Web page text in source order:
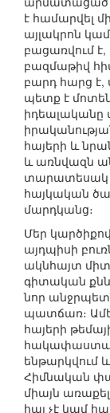
է համարվել
այլակրոն
բացառվում
բազմաթիվ
բարդ հարց է,
պետք է
իդեալականը
հայերի և
և առնվազն
տարատեսակ
հայկական
մարդկանց։
Մեր
այդպիսի
ակնհայտ
գիտական
նոր
պատճառ։
հայերի
ենթարկվում
Հիմնական
միայն
հայ չէ կամ